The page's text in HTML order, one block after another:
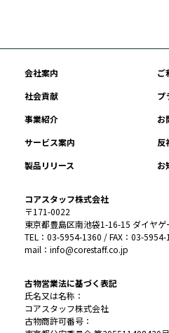
会社案内
ご
社会貢献
プ
事業紹介
お
サービス案内
反
製品リリース
お
コアスタッフ株式会社
〒171-0022
東京都豊島区南池袋1-16-15 ダイヤゲ
TEL：03-5954-1360 / FAX：03-5954-
mail：info@corestaff.co.jp
古物営業法に基づく表記
氏名又は名称：
コアスタッフ株式会社
古物商許可番号：